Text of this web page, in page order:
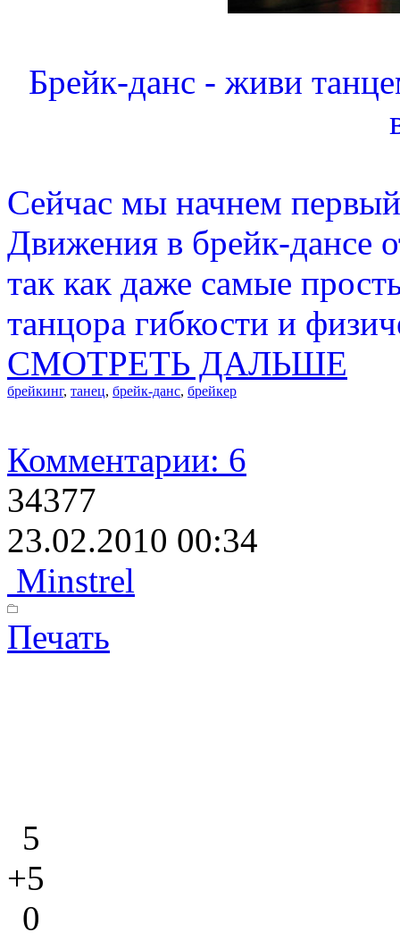
Брейк-данс - живи
Сейчас мы начнем
Движения в брейк-дансе
так как даже самые
танцора гибкости и
СМОТРЕТЬ ДАЛЬШЕ
брейкинг, танец, брейк-данс, брейкер
Комментарии: 6
34377
23.02.2010 00:34
Minstrel
Печать
5
+5
0